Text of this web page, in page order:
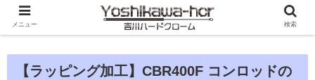
【ラッピング加工】CBR400F コンロッドの
メニュー 検索